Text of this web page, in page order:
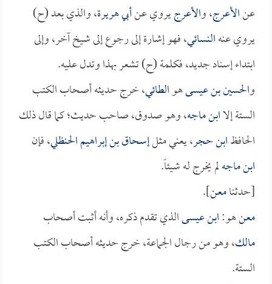
عنالأعرج، والأعرجيروي عنأبي هريرة، والذي بعد (ح)
يروي عنهالنسائي، فهو إشارة إلى رجوع إلى شيخ آخر، وإلى
ابتداء إسناد جديد، فكلمة (ح) تشعر بهذا وتدل عليه.
والحسين بن عيسىهوالطائي، خرج حديثه أصحاب الكتب
الستة إلاابن ماجه، وهو صدوق، صاحب حديث؛ كما قال ذلك
الحافظابن حجر، يعني مثلإسحاق بن إبراهيم الحنظلي، فإن
ابن ماجهلم يخرج له شيئاً.
[حدثنامعن].
معنهو:ابن عيسىالذي تقدم ذكره، وأنه أثبت أصحاب
مالك، وهو من رجال الجماعة، خرج حديثه أصحاب الكتب
الستة.